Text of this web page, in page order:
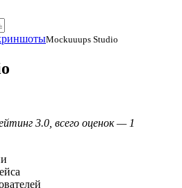
Mockuuups Studio
3.0, всего оценок — 1